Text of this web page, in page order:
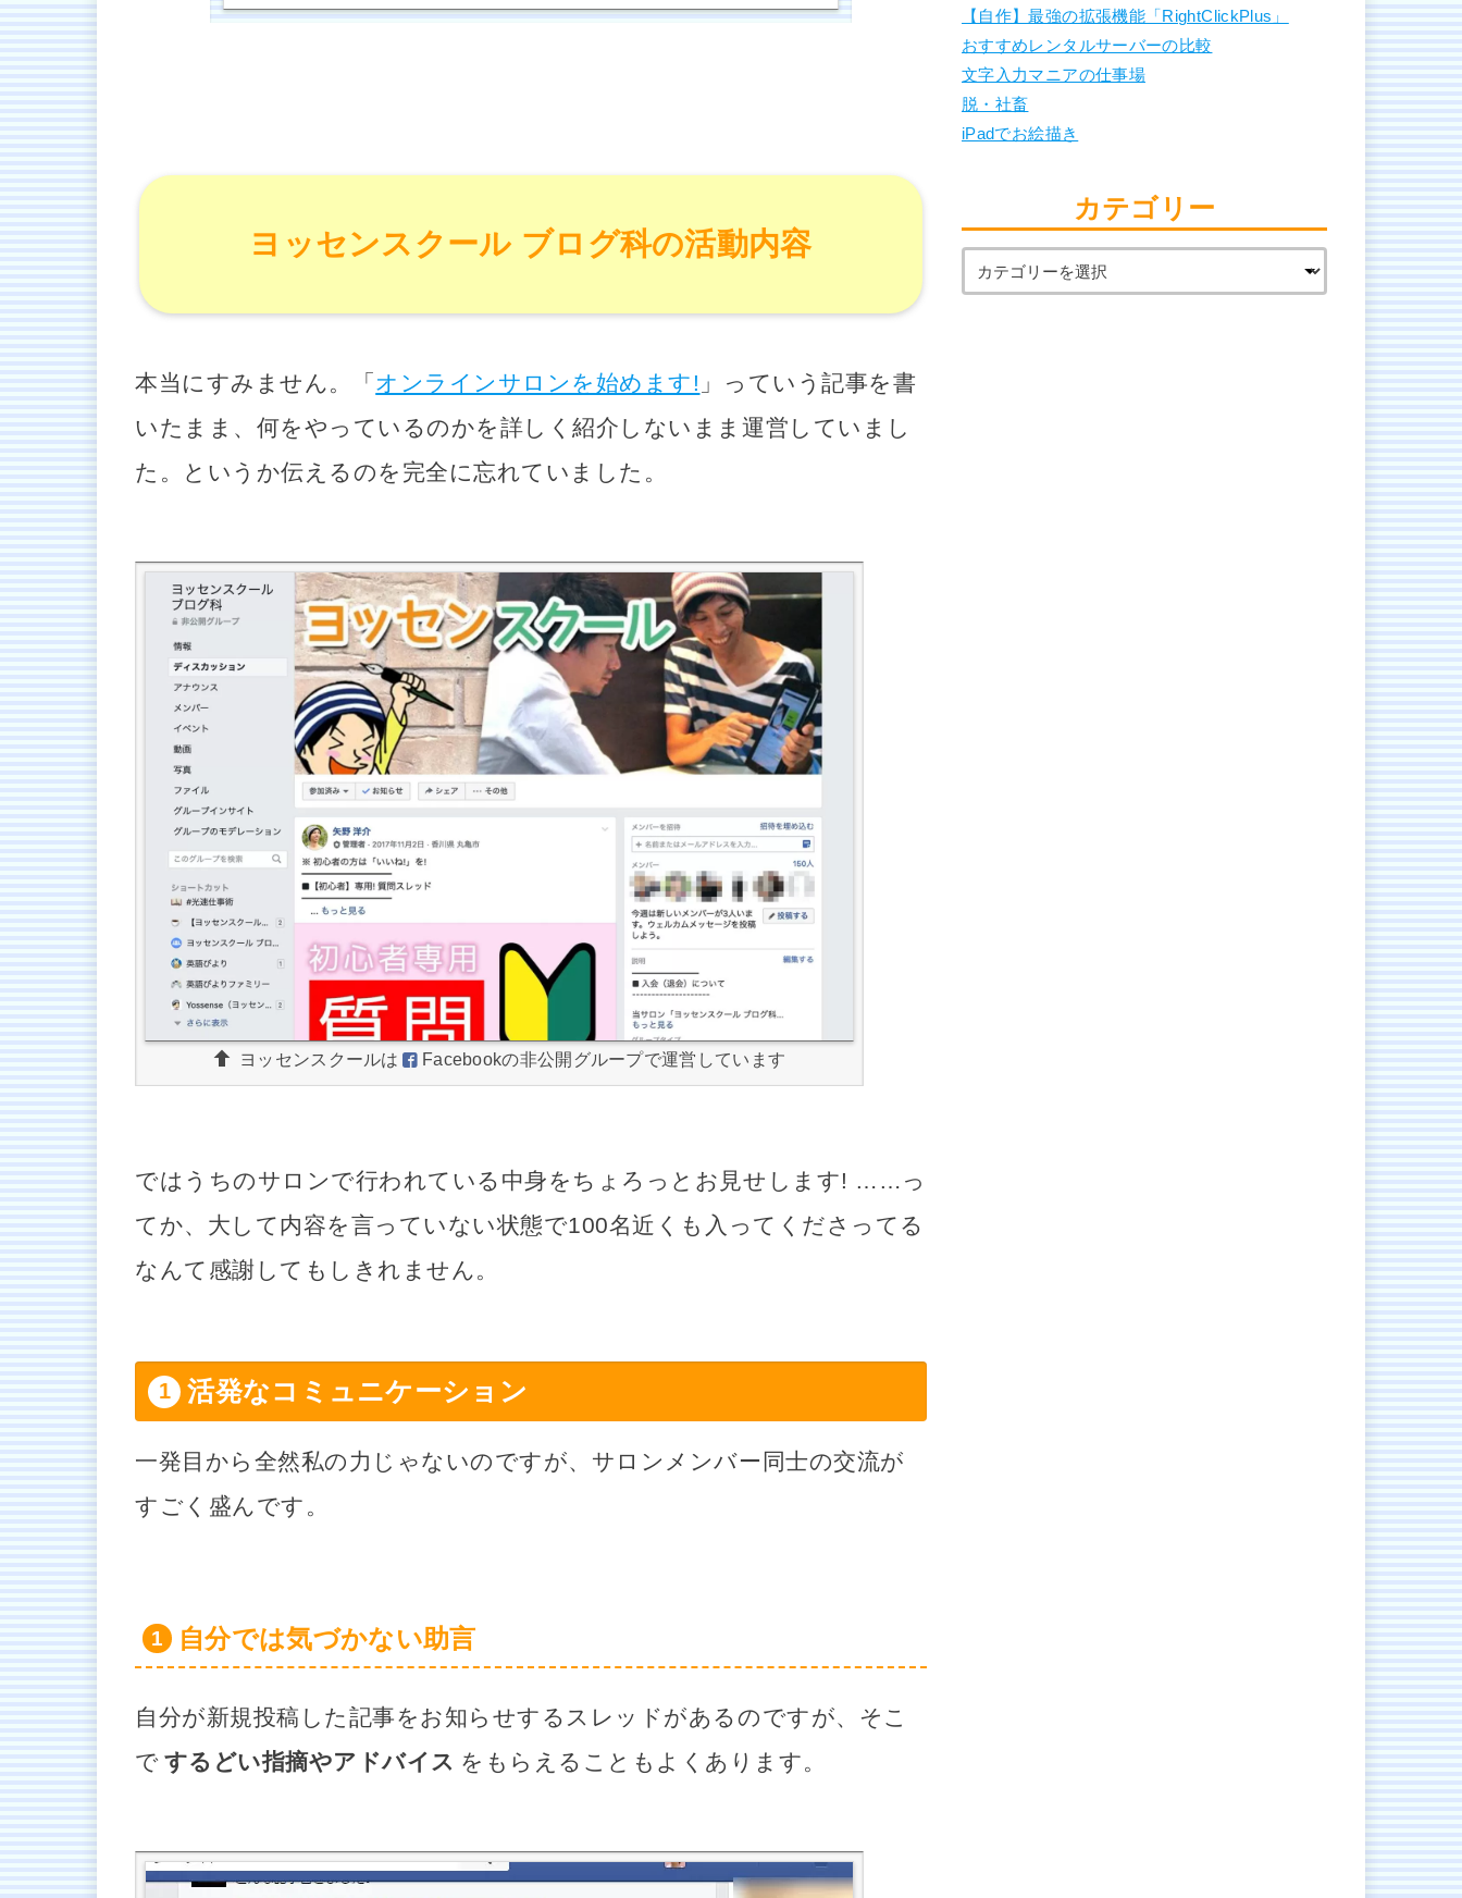
ヨッセンスクール ブログ科の活動内容
本当にすみません。「 オンラインサロンを始めます! 」っていう記事を書
いたまま、何をやっているのかを詳しく紹介しないまま運営していまし
た。というか伝えるのを完全に忘れていました。
ヨッセンスクールは Facebookの非公開グループで運営しています
ではうちのサロンで行われている中身をちょろっとお見せします! ……っ
てか、大して内容を言っていない状態で100名近くも入ってくださってる
なんて感謝してもしきれません。
活発なコミュニケーション
一発目から全然私の力じゃないのですが、サロンメンバー同士の交流が
すごく盛んです。
自分では気づかない助言
自分が新規投稿した記事をお知らせするスレッドがあるのですが、そこ
で するどい指摘やアドバイス をもらえることもよくあります。
【自作】最強の拡張機能「RightClickPlus」
おすすめレンタルサーバーの比較
文字入力マニアの仕事場
脱・社畜
iPadでお絵描き
カテゴリー